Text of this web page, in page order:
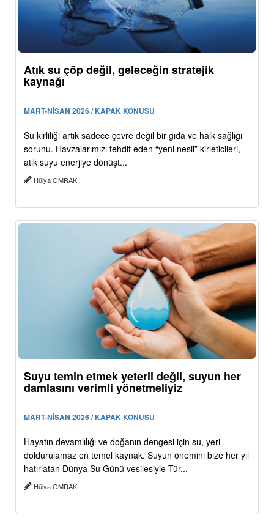
Atık su çöp değil, geleceğin stratejik
kaynağı
MART-NİSAN 2026 / KAPAK KONUSU
Su kirliliği artık sadece çevre değil bir gıda ve halk sağlığı
sorunu. Havzalarımızı tehdit eden “yeni nesil” kirleticileri,
atık suyu enerjiye dönüşt...
Hülya OMRAK
Suyu temin etmek yeterli değil, suyun her
damlasını verimli yönetmeliyiz
MART-NİSAN 2026 / KAPAK KONUSU
Hayatın devamlılığı ve doğanın dengesi için su, yeri
doldurulamaz en temel kaynak. Suyun önemini bize her yıl
hatırlatan Dünya Su Günü vesilesiyle Tür...
Hülya OMRAK